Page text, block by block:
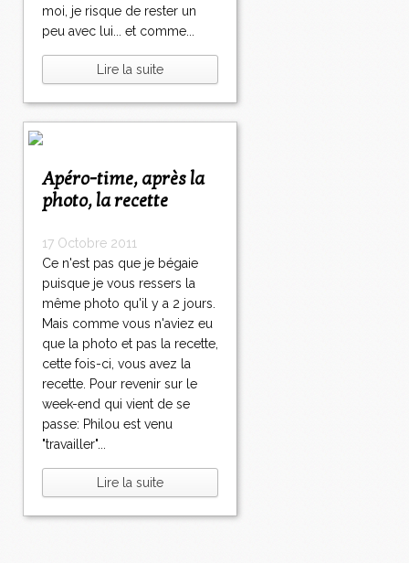
moi, je risque de rester un
peu avec lui... et comme...
Lire la suite
Apéro-time, après la
photo, la recette
17 Octobre 2011
Ce n'est pas que je bégaie
puisque je vous ressers la
même photo qu'il y a 2 jours.
Mais comme vous n'aviez eu
que la photo et pas la recette,
cette fois-ci, vous avez la
recette. Pour revenir sur le
week-end qui vient de se
passe: Philou est venu
"travailler"...
Lire la suite